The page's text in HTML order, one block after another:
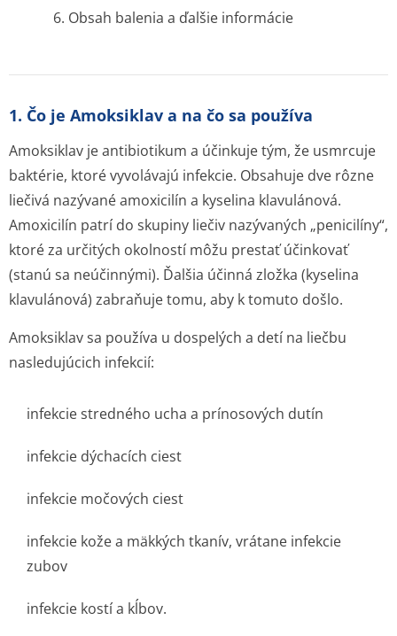
6. Obsah balenia a ďalšie informácie
1. Čo je Amoksiklav a na čo sa používa
Amoksiklav je antibiotikum a účinkuje tým, že usmrcuje
baktérie, ktoré vyvolávajú infekcie. Obsahuje dve rôzne
liečivá nazývané amoxicilín a kyselina klavulánová.
Amoxicilín patrí do skupiny liečiv nazývaných „penicilíny“,
ktoré za určitých okolností môžu prestať účinkovať
(stanú sa neúčinnými). Ďalšia účinná zložka (kyselina
klavulánová) zabraňuje tomu, aby k tomuto došlo.
Amoksiklav sa používa u dospelých a detí na liečbu
nasledujúcich infekcií:
infekcie stredného ucha a prínosových dutín
infekcie dýchacích ciest
infekcie močových ciest
infekcie kože a mäkkých tkanív, vrátane infekcie
zubov
infekcie kostí a kĺbov.